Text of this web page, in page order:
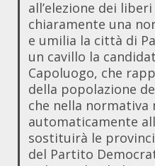
all’elezione dei
chiaramente una
e umilia la città di
un cavillo la
Capoluogo, che
della popolazione
che nella normativa
automaticamente
sostituirà le
del Partito